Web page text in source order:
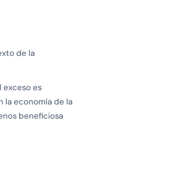
de la
exceso es
la economía de la
beneficiosa